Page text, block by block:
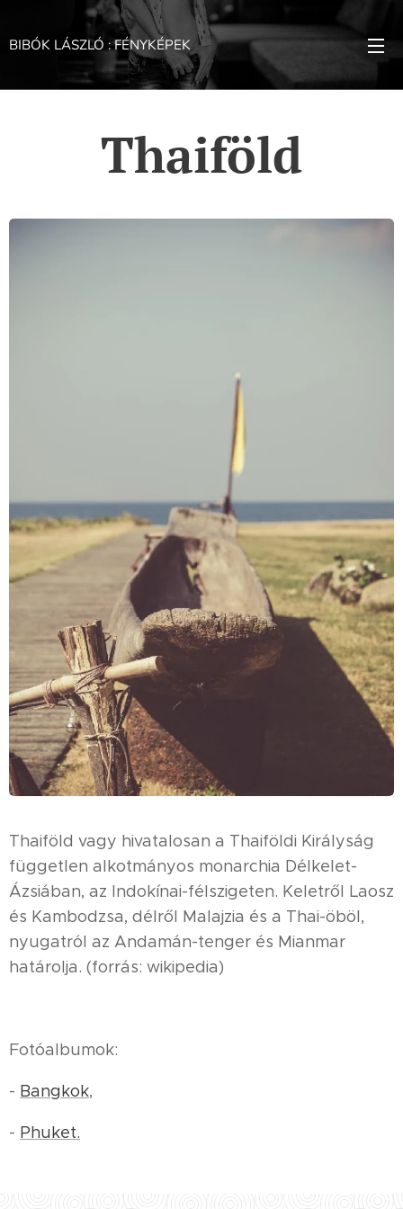
BIBÓK LÁSZLÓ : FÉNYKÉPEK
Thaiföld
Thaiföld vagy hivatalosan a Thaiföldi Királyság
független alkotmányos monarchia Délkelet-
Ázsiában, az Indokínai-félszigeten. Keletről Laosz
és Kambodzsa, délről Malajzia és a Thai-öböl,
nyugatról az Andamán-tenger és Mianmar
határolja. (forrás: wikipedia)
Fotóalbumok:
- Bangkok,
- Phuket.